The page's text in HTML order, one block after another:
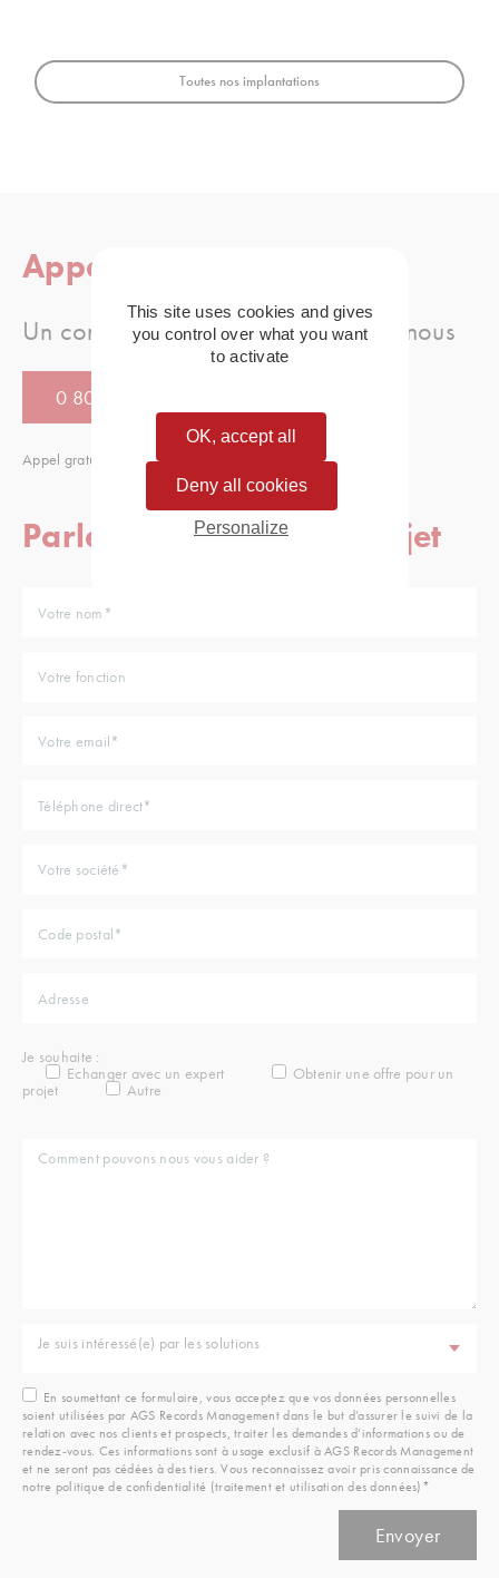
Toutes nos implantations
Appelez-nous
Un conseil, une question, appellez-nous
0 805 080 886
Appel gratuit
Parlez-nous de votre projet
Je souhaite :
Echanger avec un expert
Obtenir une offre pour un
projet
Autre
Je suis intéressé(e) par les solutions
En soumettant ce formulaire, vous acceptez que vos données personnelles
soient utilisées par AGS Records Management dans le but d’assurer le suivi de la
relation avec nos clients et prospects, traiter les demandes d’informations ou de
rendez-vous. Ces informations sont à usage exclusif à AGS Records Management
et ne seront pas cédées à des tiers. Vous reconnaissez avoir pris connaissance de
notre politique de confidentialité (traitement et utilisation des données)*
This site uses cookies and gives
you control over what you want
to activate
OK, accept all
Deny all cookies
Personalize